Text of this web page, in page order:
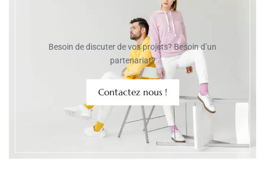
Besoin de discuter de vos projets? Besoin d’un
partenariat?
Contactez nous !